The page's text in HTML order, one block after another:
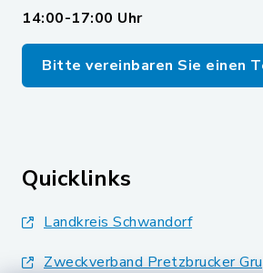
14:00-17:00 Uhr
Bitte vereinbaren Sie einen
Quicklinks
Landkreis Schwandorf
Zweckverband Pretzbrucker